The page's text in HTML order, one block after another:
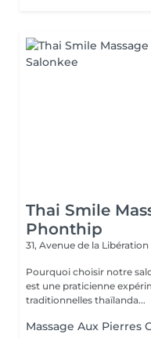
Thai Smile
Phonthip
31, Avenue de la Libération
Pourquoi choisir notre salon ? - Praticienne Certifiée :
est une praticienne
traditionnelles thaïlanda...
Massage Aux Pierres